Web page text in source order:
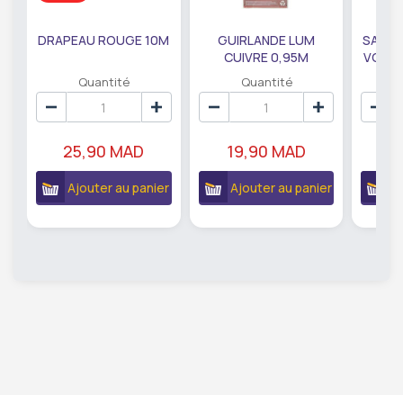
DRAPEAU ROUGE 10M
Quantité
25,90 MAD
Ajouter au panier
GUIRLANDE LUM
CUIVRE 0,95M
DE79207
Quantité
19,90 MAD
Ajouter au panier